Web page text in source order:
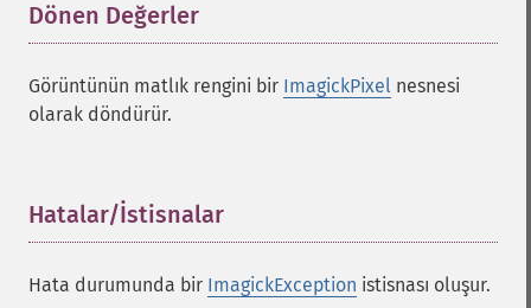
Dönen Değerler
Görüntünün matlık rengini bir ImagickPixel nesnesi
olarak döndürür.
Hatalar/İstisnalar
Hata durumunda bir ImagickException istisnası oluşur.
setGravity
setImage
setImageArtifact
setImageBackgroundColor
setImageChannelDepth
setImageColormapColor
setImageCompose